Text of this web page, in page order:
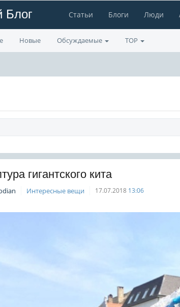
Блог Статьи Блоги Люди
Новые Обсуждаемые TOP
гигантского кита
Интересные вещи 17.07.2018 13:06